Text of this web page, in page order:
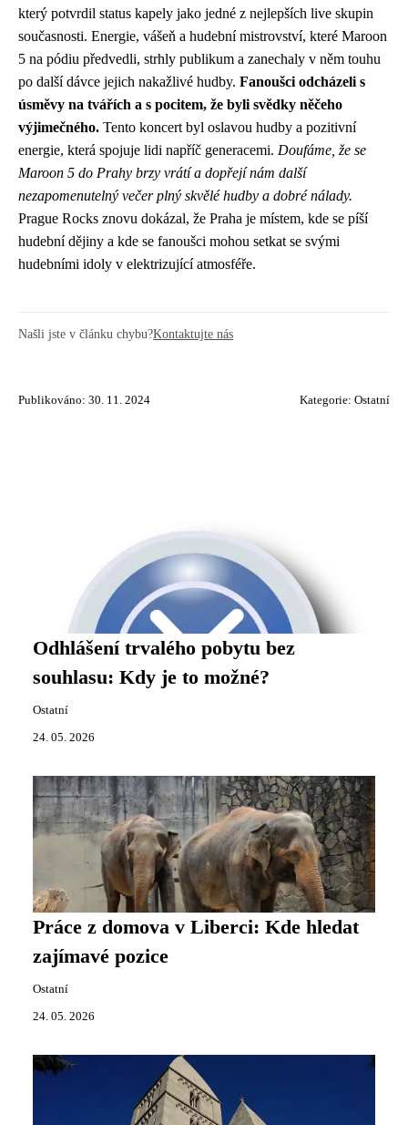
který potvrdil status kapely jako jedné z nejlepších live skupin
současnosti. Energie, vášeň a hudební mistrovství, které Maroon
5 na pódiu předvedli, strhly publikum a zanechaly v něm touhu
po další dávce jejich nakažlivé hudby. Fanoušci odcházeli s
úsměvy na tvářích a s pocitem, že byli svědky něčeho
výjimečného. Tento koncert byl oslavou hudby a pozitivní
energie, která spojuje lidi napříč generacemi. Doufáme, že se
Maroon 5 do Prahy brzy vrátí a dopřejí nám další
nezapomenutelný večer plný skvělé hudby a dobré nálady.
Prague Rocks znovu dokázal, že Praha je místem, kde se píší
hudební dějiny a kde se fanoušci mohou setkat se svými
hudebními idoly v elektrizující atmosféře.
Našli jste v článku chybu?Kontaktujte nás
Publikováno: 30. 11. 2024 Kategorie: Ostatní
Odhlášení trvalého pobytu bez
souhlasu: Kdy je to možné?
Ostatní
24. 05. 2026
Práce z domova v Liberci: Kde hledat
zajímavé pozice
Ostatní
24. 05. 2026